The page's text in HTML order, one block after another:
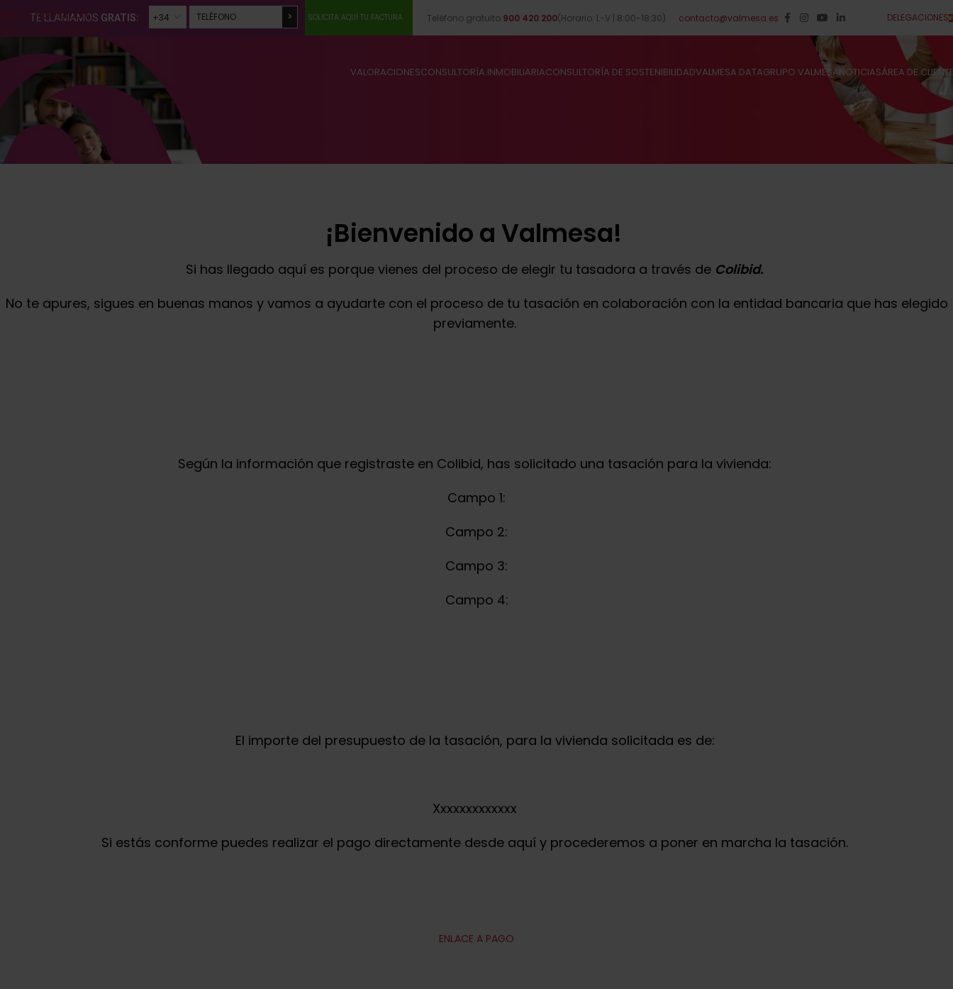
Skip to navigation
TE LLAMAMOS GRATIS:
este
campo
vacío.
SOLICITA AQUÍ TU FACTURA Teléfono gratuito 900 420 200(Horario: L-V | 8:00-18:30) contacto@valmesa.es DELEGACIONES
VALORACIONESCONSULTORÍA INMOBILIARIACONSULTORÍA DE SOSTENIBILIDADVALMESA DATAGRUPO VALMESANOTICIASÁREA DE
¡Bienvenido a Valmesa!
Si has llegado aquí es porque vienes del proceso de elegir tu tasadora a través de Colibid.
No te apures, sigues en buenas manos y vamos a ayudarte con el proceso de tu tasación en colaboración con la entidad bancaria que has elegido
previamente.
Según la información que registraste en Colibid, has solicitado una tasación para la vivienda:
Campo 1:
Campo 2:
Campo 3:
Campo 4:
El importe del presupuesto de la tasación, para la vivienda solicitada es de:
Xxxxxxxxxxxxx
Si estás conforme puedes realizar el pago directamente desde aquí y procederemos a poner en marcha la tasación.
ENLACE A PAGO